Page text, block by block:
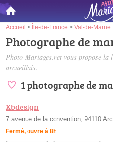
Accueil > Île-de-France > Val-de-Marne
Photographe de
Photo-Mariages.net vous propose la
arcueillais.
1 photographe de
Xbdesign
7 avenue de la convention, 94110
Fermé, ouvre à 8h